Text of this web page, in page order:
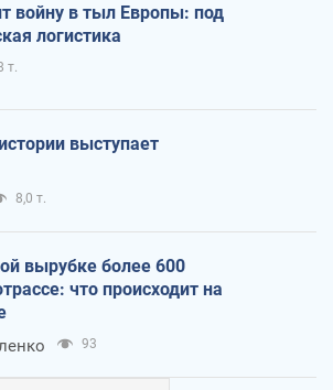
войну в тыл Европы: под
логистика
т.
выступает
8,0 т.
вырубке более 600
что происходит на
93